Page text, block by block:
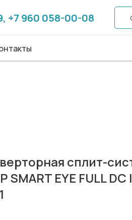
+7 960 058-00-08
+7 960 058-00-08
сплит-
SMART EYE FULL